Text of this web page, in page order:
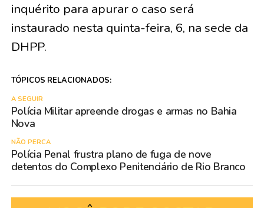
inquérito para apurar o caso será
instaurado nesta quinta-feira, 6, na sede da
DHPP.
TÓPICOS RELACIONADOS:
A SEGUIR
Polícia Militar apreende drogas e armas no Bahia
Nova
NÃO PERCA
Polícia Penal frustra plano de fuga de nove
detentos do Complexo Penitenciário de Rio Branco